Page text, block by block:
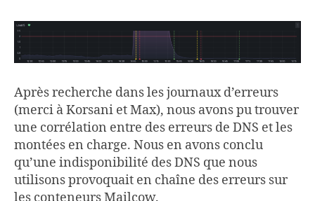
Après recherche dans les journaux d’erreurs
(merci à Korsani et Max), nous avons pu trouver
une corrélation entre des erreurs de DNS et les
montées en charge. Nous en avons conclu
qu’une indisponibilité des DNS que nous
utilisons provoquait en chaîne des erreurs sur